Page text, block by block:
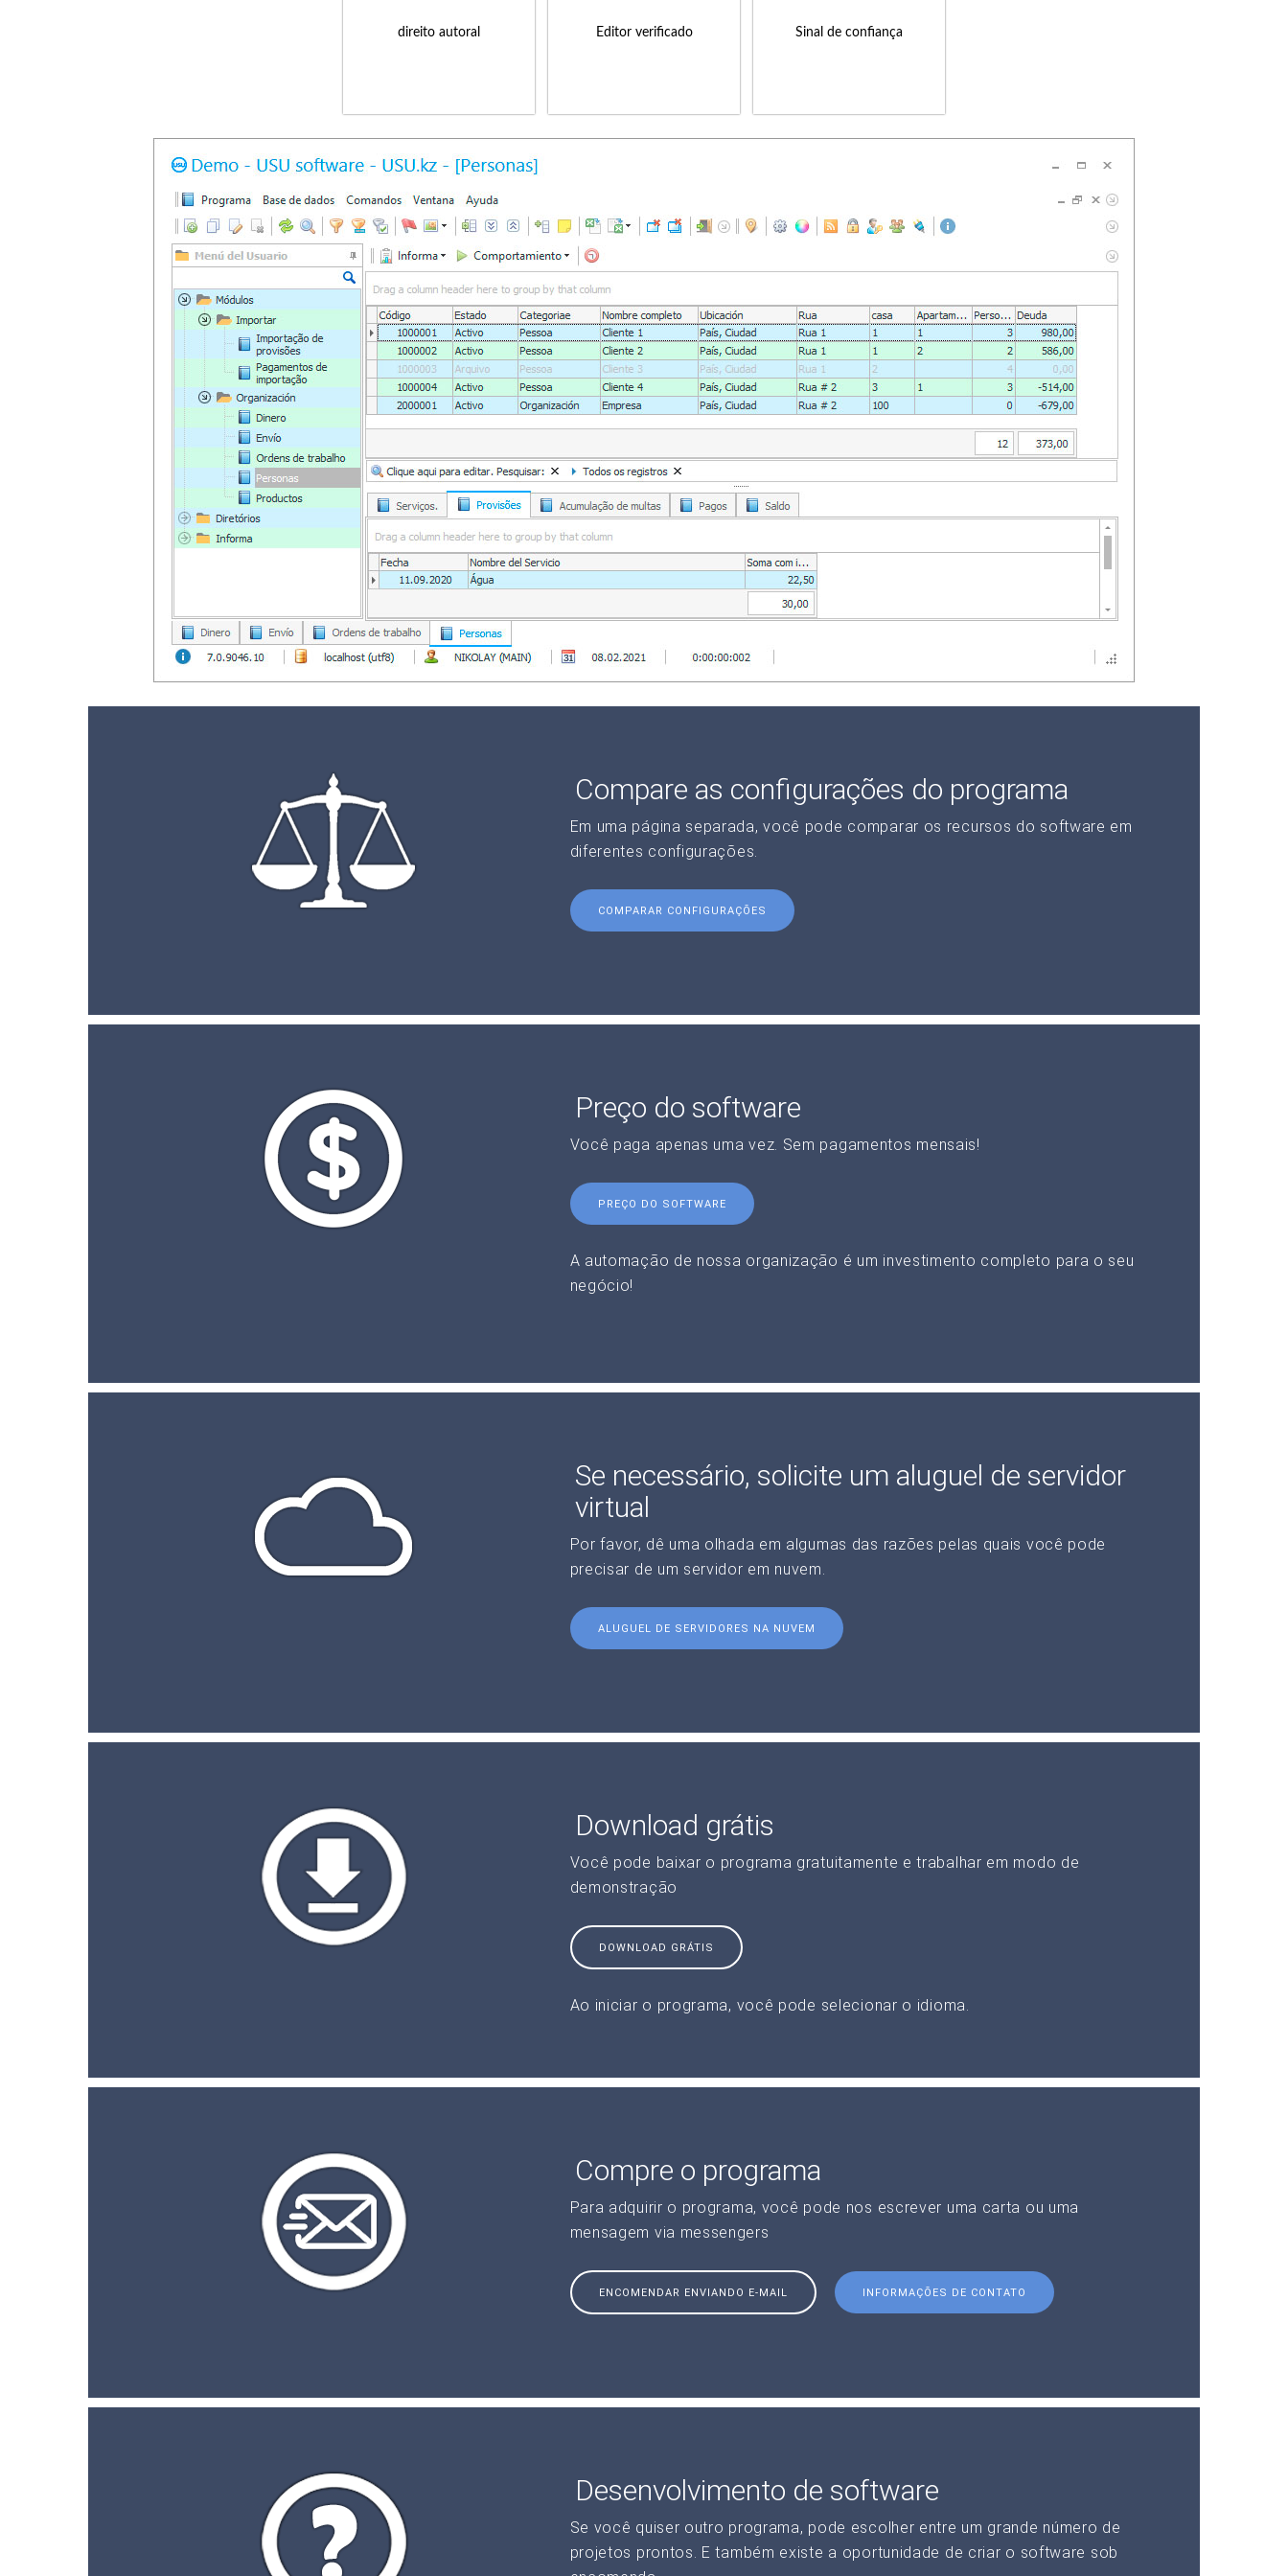
direito autoral Editor verificado Sinal de confiança
Compare as configurações do programa
Em uma página separada, você pode comparar os recursos do software em
diferentes configurações.
COMPARAR CONFIGURAÇÕES
Preço do software
Você paga apenas uma vez. Sem pagamentos mensais!
PREÇO DO SOFTWARE
A automação de nossa organização é um investimento completo para o seu
negócio!
Se necessário, solicite um aluguel de servidor
virtual
Por favor, dê uma olhada em algumas das razões pelas quais você pode
precisar de um servidor em nuvem.
ALUGUEL DE SERVIDORES NA NUVEM
Download grátis
Você pode baixar o programa gratuitamente e trabalhar em modo de
demonstração
DOWNLOAD GRÁTIS
Ao iniciar o programa, você pode selecionar o idioma.
Compre o programa
Para adquirir o programa, você pode nos escrever uma carta ou uma
mensagem via messengers
ENCOMENDAR ENVIANDO E-MAIL INFORMAÇÕES DE CONTATO
Desenvolvimento de software
Se você quiser outro programa, pode escolher entre um grande número de
projetos prontos. E também existe a oportunidade de criar o software sob